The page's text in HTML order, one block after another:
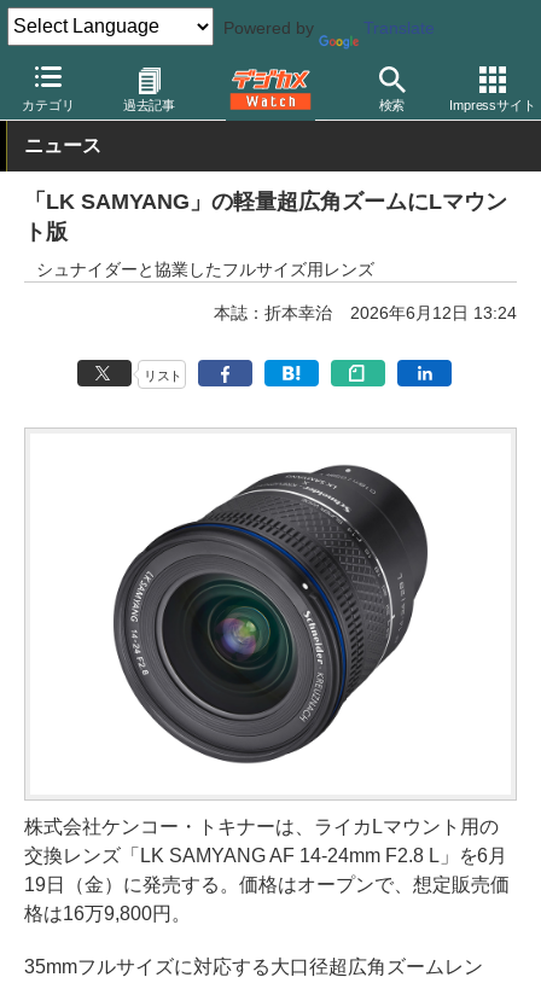
Powered by Translate
カテゴリ 過去記事 検索 Impressサイト
デジカメ Watch レンズ 交換レンズ
ニュース
「LK SAMYANG」の軽量超広角ズームにLマウン
ト版
シュナイダーと協業したフルサイズ用レンズ
本誌：折本幸治 2026年6月12日 13:24
リスト
株式会社ケンコー・トキナーは、ライカLマウント用の
交換レンズ「LK SAMYANG AF 14-24mm F2.8 L」を6月
19日（金）に発売する。価格はオープンで、想定販売価
格は16万9,800円。
35mmフルサイズに対応する大口径超広角ズームレン